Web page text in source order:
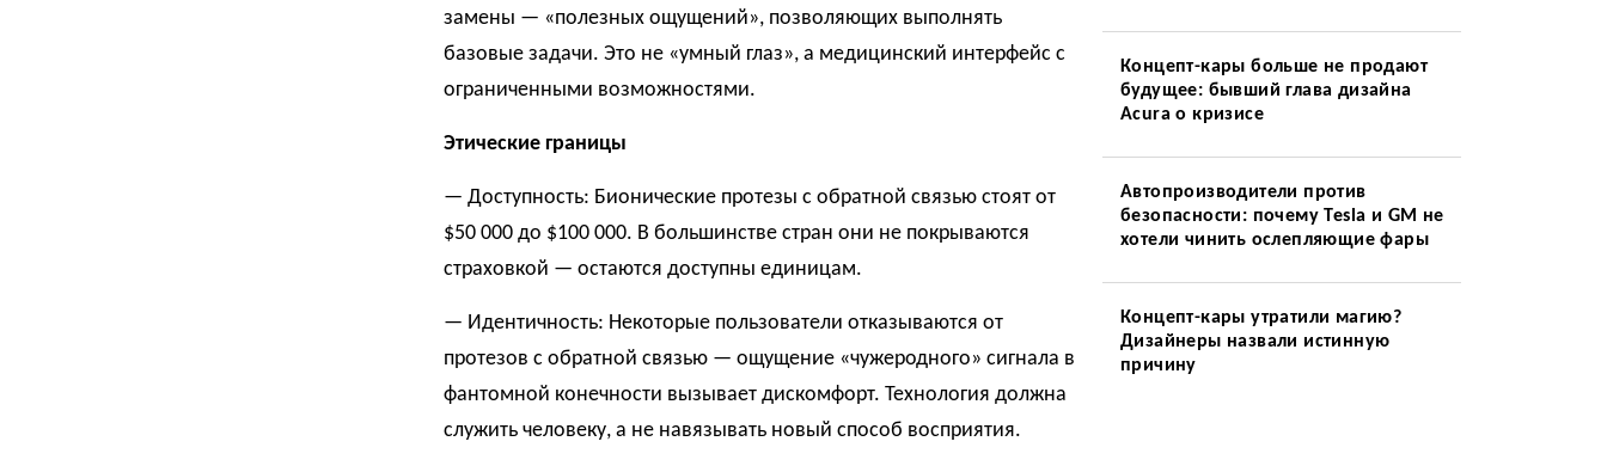
замены — «полезных ощущений», позволяющих выполнять
базовые задачи. Это не «умный глаз», а медицинский интерфейс с
ограниченными возможностями.
Этические границы
— Доступность: Бионические протезы с обратной связью стоят от
$50 000 до $100 000. В большинстве стран они не покрываются
страховкой — остаются доступны единицам.
— Идентичность: Некоторые пользователи отказываются от
протезов с обратной связью — ощущение «чужеродного» сигнала в
фантомной конечности вызывает дискомфорт. Технология должна
служить человеку, а не навязывать новый способ восприятия.
Концепт-кары больше не продают
будущее: бывший глава дизайна
Acura о кризисе
Автопроизводители против
безопасности: почему Tesla и GM не
хотели чинить ослепляющие фары
Концепт-кары утратили магию?
Дизайнеры назвали истинную
причину